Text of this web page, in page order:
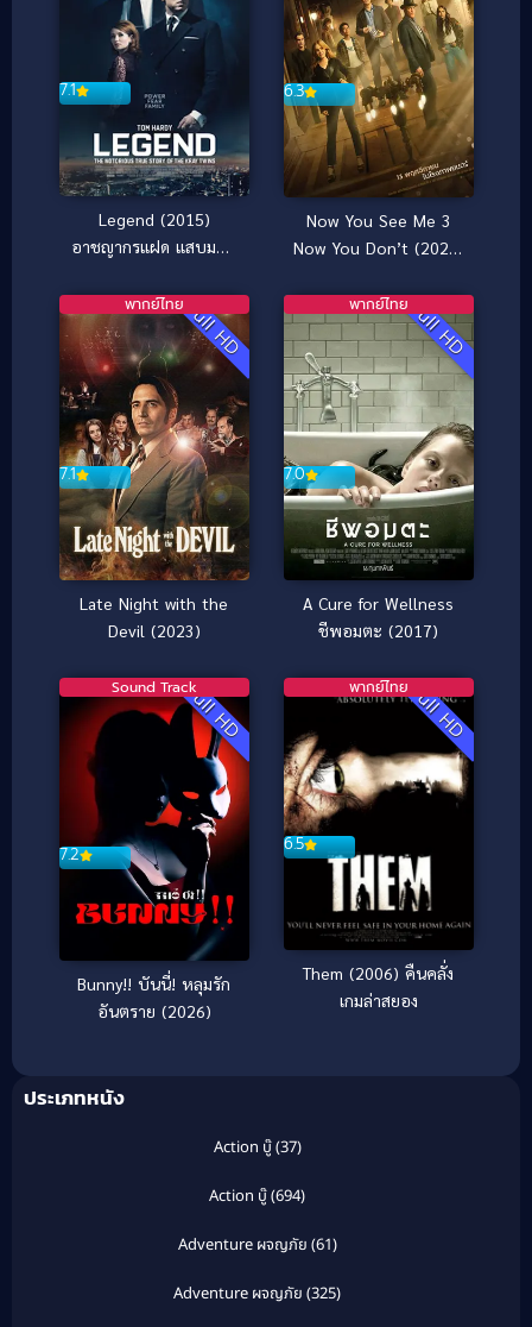
7.1
Legend (2015)
อาชญากรแฝด แสบมหา
6.3
Now You See Me 3
Now You Don’t (2025)
Full HD
7.1
พากย์ไทย
Late Night with the
Devil (2023)
Full HD
7.0
พากย์ไทย
A Cure for Wellness
ชีพอมตะ (2017)
Full HD
7.2
Sound Track
Bunny!! บันนี่! หลุมรัก
อันตราย (2026)
Full HD
6.5
พากย์ไทย
Them (2006) คืนคลั่ง
เกมล่าสยอง
ประเภทหนัง
Action บู๊(37)
Action บู๊(694)
Adventure ผจญภัย (61)
Adventure ผจญภัย (325)